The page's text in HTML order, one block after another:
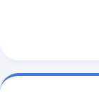
máy làm đá